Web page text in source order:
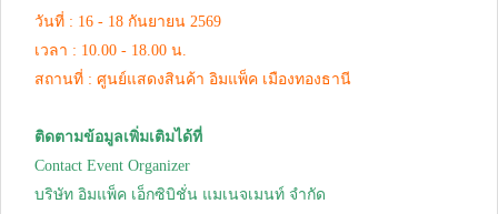
วันที่ : 16 - 18 กันยายน 2569
เวลา : 10.00 - 18.00 น.
สถานที่ : ศูนย์แสดงสินค้า อิมแพ็ค เมืองทองธานี
ติดตามข้อมูลเพิ่มเติมได้ที่
Contact Event Organizer
บริษัท อิมแพ็ค เอ็กซิบิชั่น แมเนจเมนท์ จำกัด